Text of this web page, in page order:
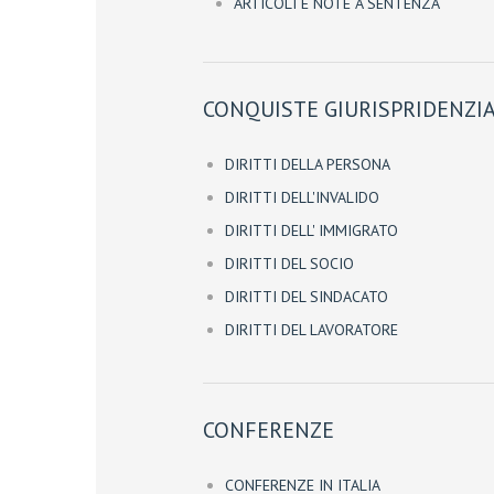
CONQUISTE
DIRITTI DELLA PERSONA
DIRITTI DELL'INVALIDO
DIRITTI DELL' IMMIGRATO
DIRITTI DEL SOCIO
DIRITTI DEL SINDACATO
DIRITTI DEL LAVORATORE
CONFERENZE
CONFERENZE IN ITALIA